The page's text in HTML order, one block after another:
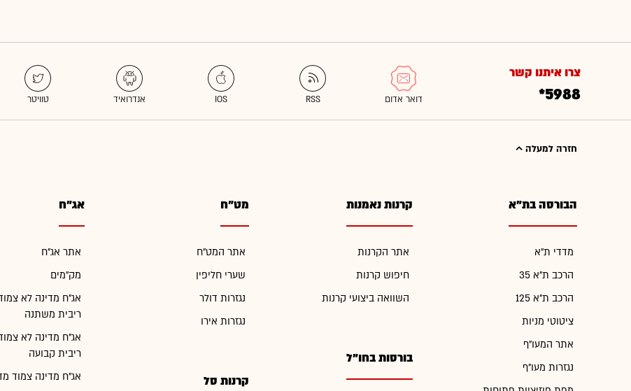
צרו איתנו קשר
*5988
חזרה למעלה
הבורסה בת"א
מדדי ת"א
הרכב ת"א 35
הרכב ת"א 125
ציטוטי מניות
אתר המעו"ף
נגזרות מעו"ף
קרנות נאמנות
אתר הקרנות
חיפוש קרנות
השוואה ביצועי קרנות
בורסות בחו"ל
מט"ח
אתר המט"ח
שערי חליפין
נגזרות דולר
נגזרות אירו
קרנות סל
אג"ח
אתר אג"ח
מק"מים
אג"ח מדינה לא
ריבית משתנה
אג"ח מדינה לא
ריבית קבועה
אג"ח מדינה צמוד